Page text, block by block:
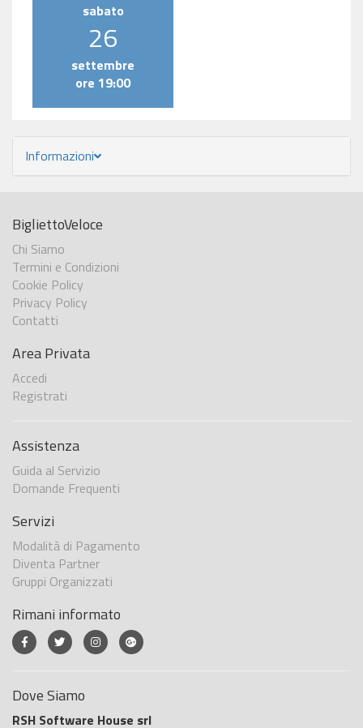
sabato
26
settembre
ore 19:00
Informazioni
BigliettoVeloce
Chi Siamo
Termini e Condizioni
Cookie Policy
Privacy Policy
Contatti
Area Privata
Accedi
Registrati
Assistenza
Guida al Servizio
Domande Frequenti
Servizi
Modalità di Pagamento
Diventa Partner
Gruppi Organizzati
Rimani informato
Dove Siamo
RSH Software House srl